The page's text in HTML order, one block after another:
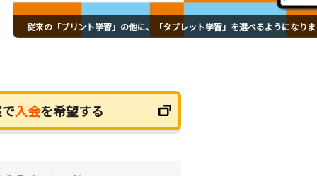
従来の「プリント学習」の他に、「タブレット学習」を選べるようになり
入会を希望する